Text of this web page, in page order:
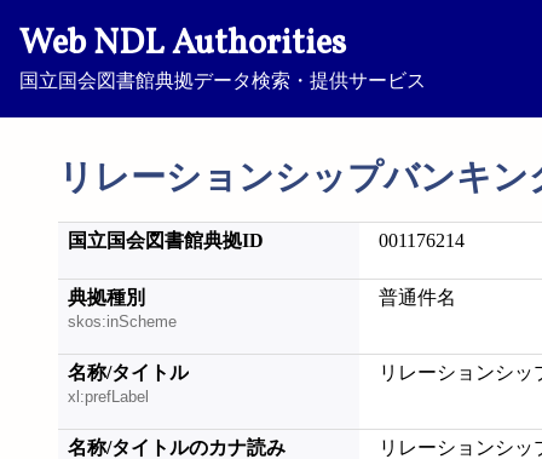
Web NDL Authorities
国立国会図書館典拠データ検索・提供サービス
リレーションシップバンキン
国立国会図書館典拠ID 001176214
典拠種別
skos:inScheme
普通件名
名称/タイトル
xl:prefLabel
リレーションシッ
名称/タイトルのカナ読み リレーションシッ